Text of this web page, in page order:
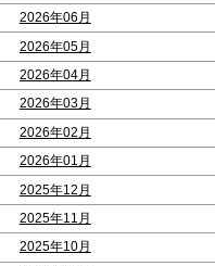
2026年06月
2026年05月
2026年04月
2026年03月
2026年02月
2026年01月
2025年12月
2025年11月
2025年10月